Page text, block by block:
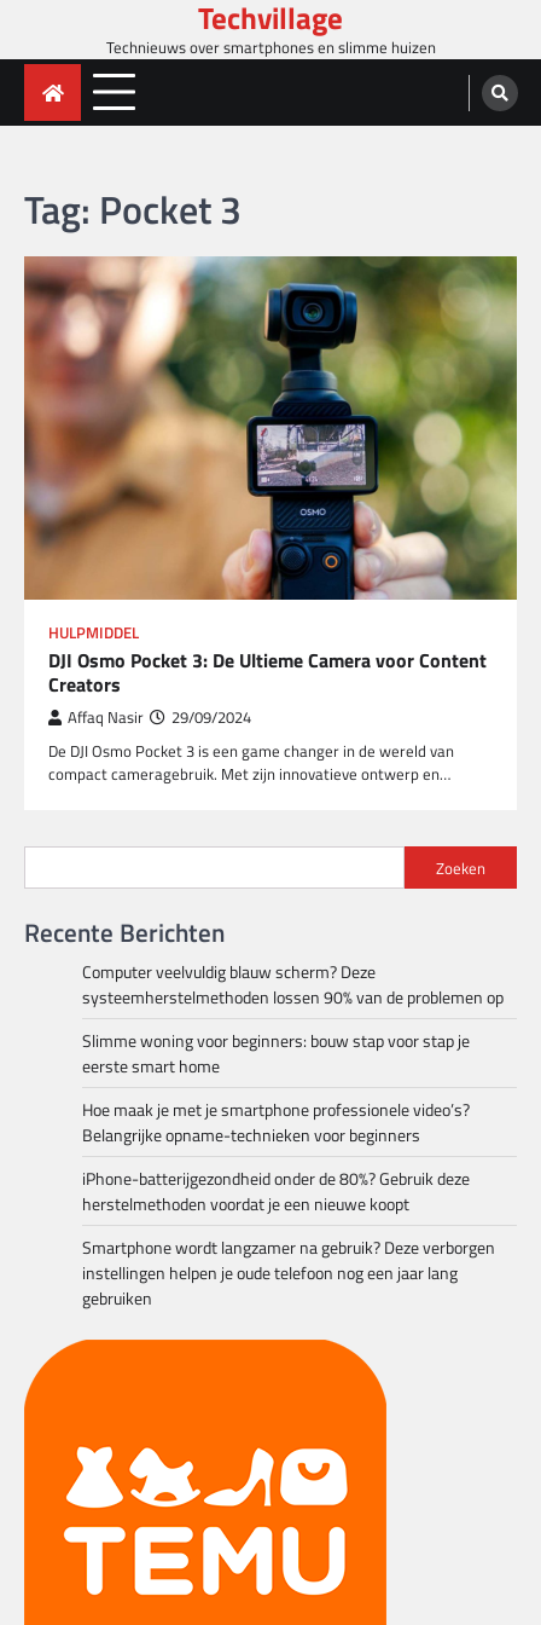
content
Techvillage
Technieuws over smartphones en slimme huizen
Tag: Pocket 3
HULPMIDDEL
DJI Osmo Pocket 3: De Ultieme Camera voor Content
Creators
Affaq Nasir 29/09/2024
De DJI Osmo Pocket 3 is een game changer in de wereld van
compact cameragebruik. Met zijn innovatieve ontwerp en…
Zoeken
Recente Berichten
Computer veelvuldig blauw scherm? Deze
systeemherstelmethoden lossen 90% van de problemen op
Slimme woning voor beginners: bouw stap voor stap je
eerste smart home
Hoe maak je met je smartphone professionele video’s?
Belangrijke opname-technieken voor beginners
iPhone-batterijgezondheid onder de 80%? Gebruik deze
herstelmethoden voordat je een nieuwe koopt
Smartphone wordt langzamer na gebruik? Deze verborgen
instellingen helpen je oude telefoon nog een jaar lang
gebruiken